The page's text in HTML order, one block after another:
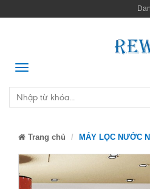
Menu
Trang chủ MÁY LỌC NƯỚC